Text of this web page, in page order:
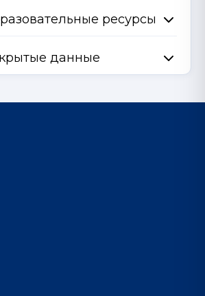
ресурсы
данные